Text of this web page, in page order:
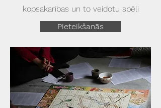
kopsakarības un to veidotu spēli
Pieteikšanās